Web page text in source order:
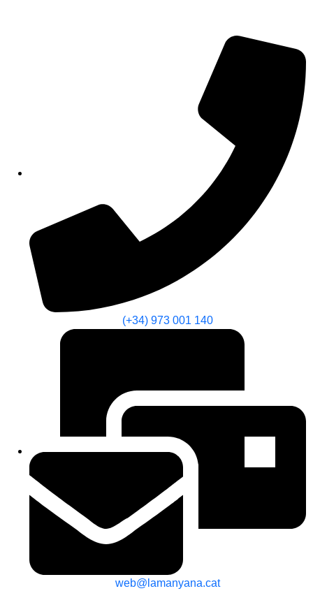
(+34) 973 001 140
web@lamanyana.cat